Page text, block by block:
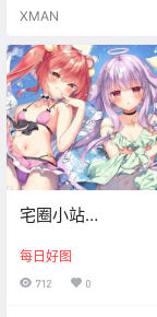
XMAN
宅圈小站
每日好图
712 0